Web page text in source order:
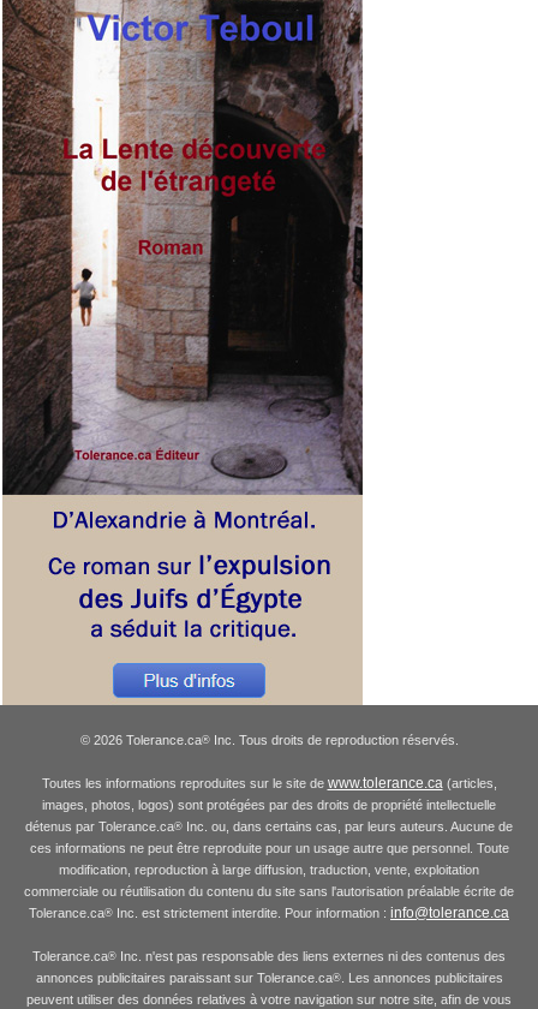
© 2026 Tolerance.ca®Inc. Tous droits de reproduction réservés.
Toutes les informations reproduites sur le site de www.tolerance.ca (articles,
images, photos, logos) sont protégées par des droits de propriété intellectuelle
détenus par Tolerance.ca® Inc. ou, dans certains cas, par leurs auteurs. Aucune de
ces informations ne peut être reproduite pour un usage autre que personnel. Toute
modification, reproduction à large diffusion, traduction, vente, exploitation
commerciale ou réutilisation du contenu du site sans l'autorisation préalable écrite de
Tolerance.ca® Inc. est strictement interdite. Pour information : info@tolerance.ca
Tolerance.ca® Inc. n'est pas responsable des liens externes ni des contenus des
annonces publicitaires paraissant sur Tolerance.ca®. Les annonces publicitaires
peuvent utiliser des données relatives à votre navigation sur notre site, afin de vous